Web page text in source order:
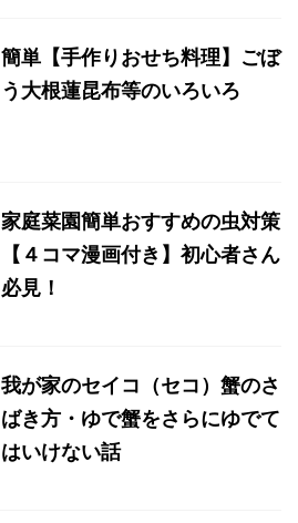
簡単【手作りおせち料理】ごぼ
う大根蓮昆布等のいろいろ
家庭菜園簡単おすすめの虫対策
【４コマ漫画付き】初心者さん
必見！
我が家のセイコ（セコ）蟹のさ
ばき方・ゆで蟹をさらにゆでて
はいけない話